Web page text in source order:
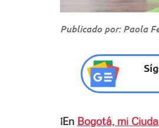
Publicado por: Paola
¡En Bogotá, mi